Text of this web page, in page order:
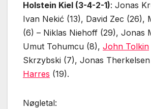
Holstein Kiel (3-4-2-1): Jonas
Ivan Nekić (13), David Zec (26),
(6) – Niklas Niehoff (29), Jonas
Umut Tohumcu (8), John Tolkin
Skrzybski (7), Jonas Therkelsen
Harres (19).
Nøgletal: